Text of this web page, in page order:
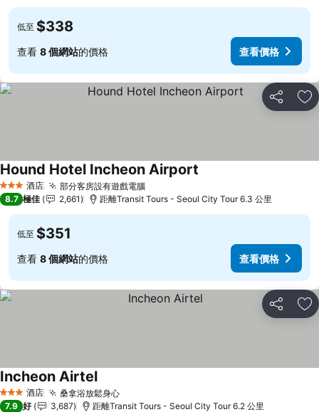
低至 $338
查看 8 個網站的價格 查看價格
分享 放
3 星級 酒店 部分客房設有遊戲電腦
Hound Hotel Incheon Airport
8.7 極佳 2,661 距離Transit Tours - Seoul City Tour 6.3 公里
低至 $351
查看 8 個網站的價格 查看價格
分享 放
3 星級 酒店 桑拿浴放鬆身心
Incheon Airtel
7.9 好 3,687 距離Transit Tours - Seoul City Tour 6.2 公里